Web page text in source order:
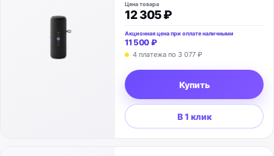
Цена товара
12 305 ₽
Акционная цена при оплате наличными
11 500 ₽
4 платежа по 3 077 ₽
Купить
В 1 клик